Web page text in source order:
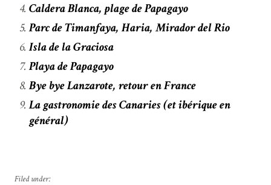
Caldera Blanca, plage de Papagayo
Parc de Timanfaya, Haria, Mirador del Rio
Isla de la Graciosa
Playa de Papagayo
Bye bye Lanzarote, retour en France
La gastronomie des Canaries (et ibérique en
général)
Filed under: